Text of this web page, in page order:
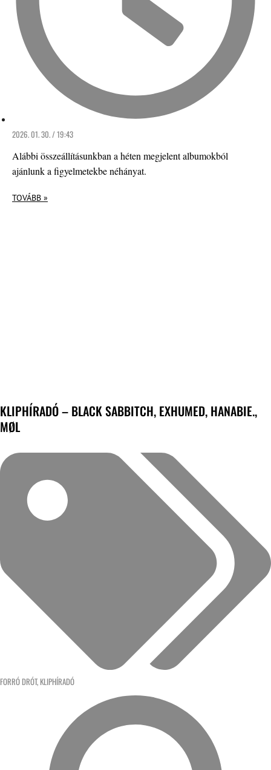
2026. 01. 30. / 19:43
Alábbi összeállításunkban a héten megjelent albumokból
ajánlunk a figyelmetekbe néhányat.
TOVÁBB »
KLIPHÍRADÓ – BLACK SABBITCH, EXHUMED, HANABIE.,
MØL
FORRÓ DRÓT, KLIPHÍRADÓ